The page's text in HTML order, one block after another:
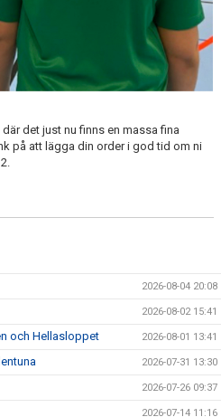
det just nu finns en massa fina
på att lägga din order i god tid om ni
2026-08-04 20:08
2026-08-02 15:41
och Hellasloppet 2026-08-01 13:41
2026-07-31 13:30
2026-07-26 09:37
2026-07-14 11:16